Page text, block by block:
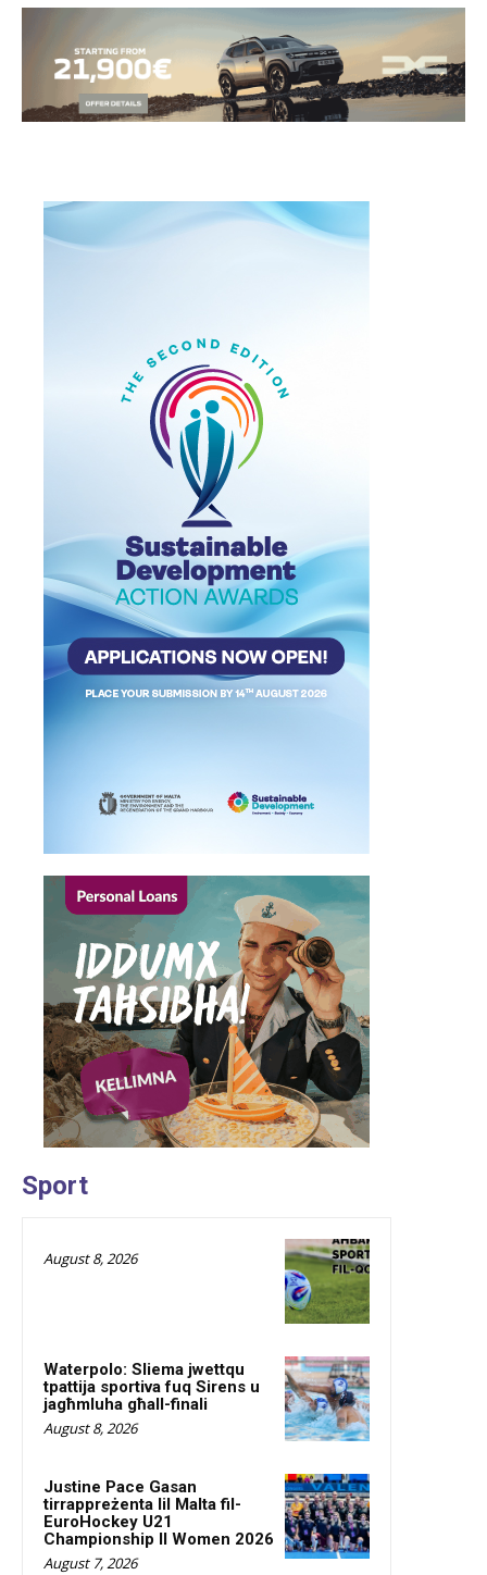
Sport
August 8, 2026
Waterpolo: Sliema jwettqu
tpattija sportiva fuq Sirens u
jagħmluha għall-finali
August 8, 2026
Justine Pace Gasan
tirrappreżenta lil Malta fil-
EuroHockey U21
Championship II Women 2026
August 7, 2026